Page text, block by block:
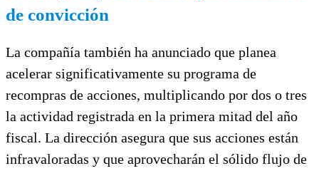
de convicción
La compañía también ha anunciado que planea
acelerar significativamente su programa de
recompras de acciones, multiplicando por dos o tres
la actividad registrada en la primera mitad del año
fiscal. La dirección asegura que sus acciones están
infravaloradas y que aprovecharán el sólido flujo de